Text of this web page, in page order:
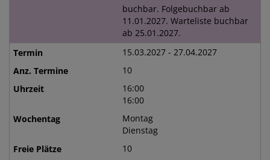
buchbar. Folgebuchbar ab
11.01.2027. Warteliste buchbar
ab 25.01.2027.
15.03.2027 - 27.04.2027
10
16:00
16:00
Montag
Dienstag
10